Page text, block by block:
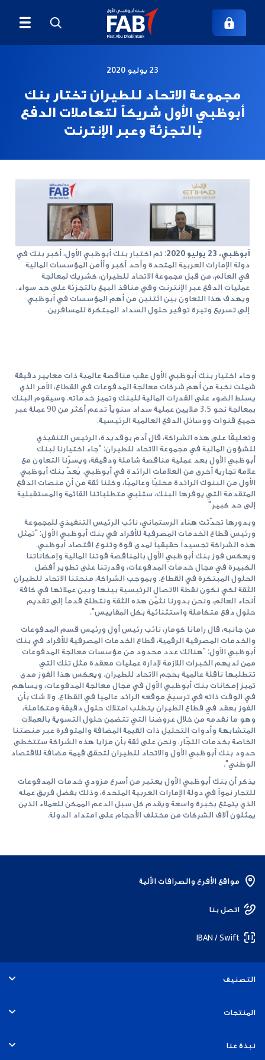
23 يوليو 2020
مجموعة الاتحاد للطيران تختار بنك
أبوظبي الأول شريكاً لتعاملات الدفع
بالتجزئة وعبر الإنترنت
أبوظبي، 23 يوليو 2020
: تم اختيار بنك أبوظبي الأول، أكبر بنك في
دولة الإمارات العربية المتحدة وأحد أكبر وأأمن المؤسسات المالية
في العالم، من قبل مجموعة الاتحاد للطيران، كشريك لمعالجة
عمليات الدفع عبر الإنترنت وفي منافذ البيع بالتجزئة على حد سواء.
ويهدف هذا التعاون بين اثتنين من أهم المؤسسات في أبوظبي
إلى تسريع وتيرة توفير حلول السداد المبتكرة للمسافرين.
وجاء اختيار بنك أبوظبي الأول عقب مناقصة عالمية ذات معايير دقيقة
شملت نخبة من أهم شركات معالجة المدفوعات في القطاع، الأمر الذي
يسلط الضوء على القدرات المالية للبنك وتميز خدماته. وسيقوم البنك
بمعالجة نحو 3.5 ملايين عملية سداد سنوياً تدعم أكثر من 90 عملة عبر
جميع قنوات ووسائل الدفع العالمية الرئيسية.
وتعليقًا على هذه الشراكة، قال آدم بوقديدة، الرئيس التنفيذي
للشؤون المالية في مجموعة الاتحاد للطيران: "جاء اختيارنا لبنك
أبوظبي الأول بعد عملية مناقصة شاملة ودقيقة، ويسرّنا التعاون مع
علامة تجارية أخرى من العلامات الرائدة في أبوظبي. يُعدّ بنك أبوظبي
الأول من البنوك الرائدة محليًا وعالميًا، وكلنا ثقة من أن منصات الدفع
المتقدمة التي يوفرها البنك، ستلبي متطلباتنا القائمة والمستقبلية
إلى حد كبير."
وبدورها تحدّثت هناء الرستماني، نائب الرئيس التنفيذي للمجموعة
ورئيس قطاع الخدمات المصرفية للأفراد في بنك أبوظبي الأول: "تمثل
هذه الشراكة تجسيداً حقيقياً لمدى قوة وتنوع اقتصاد أبوظبي.
ويعكس فوز بنك أبوظبي الأول بالمناقصة قوتنا المالية وإمكاناتنا
الكبيرة في مجال خدمات المدفوعات، وقدرتنا على تطوير أفضل
الحلول المبتكرة في القطاع. وبموجب الشراكة، منحتنا الاتحاد للطيران
الثقة لكي نكون نقطة الاتصال الرئيسية بينها وبين عملائها في كافة
أنحاء العالم، ونحن بدورنا نثمّن هذه الثقة ونتطلع قدماً إلى تقديم
حلول دفع متكاملة واستثنائية بكل المقاييس".
من جانبه، قال رامانا كومار، نائب رئيس أول ورئيس قسم المدفوعات
والخدمات المصرفية الرقمية، قطاع الخدمات المصرفية للأفراد في بنك
أبوظبي الأول: "هنالك عدد محدود من مؤسسات معالجة المدفوعات
ممن لديهم الخبرات اللازمة لإدارة عمليات معقدة مثل تلك التي
تتطلبها ناقلة عالمية بحجم الاتحاد للطيران. ويعكس هذا الفوز مدى
تميز إمكانات بنك أبوظبي الأول في مجال معالجة المدفوعات، ويساهم
في الوقت ذاته في ترسيخ موقعه الرائد عالمياً في القطاع. ولا شك بأن
الفوز بعقد في قطاع الطيران يتطلب امتلاك حلول دقيقة ومتكاملة،
وهو ما نقدمه من خلال عروضنا التي تتضمن حلول التسوية بالعملات
المتشابهة وأدوات التحليل ذات القيمة المضافة والمتوفرة عبر منصتنا
الخاصة بخدمات التجّار. ونحن على ثقة بأن مزايا هذه الشراكة ستتخطى
حدود بنك أبوظبي الأول والاتحاد للطيران لتحقق قيمة مضافة للاقتصاد
الوطني".
يذكر أن بنك أبوظبي الأول يعتبر من أسرع مزودي خدمات المدفوعات
للتجار نمواً في دولة الإمارات العربية المتحدة، وذلك بفضل فريق عمله
الذي يتمتع بخبرة واسعة ويقدم كل سبل الدعم الممكن للعملاء الذين
يمثلون آلاف الشركات من مختلف الأحجام على امتداد الدولة.
مواقع الأفرع والصرافات الألية
اتصل بنا
IBAN / Swift
التصنيف
الأفراد
المنتجات
الحسابات
نبذة عنا